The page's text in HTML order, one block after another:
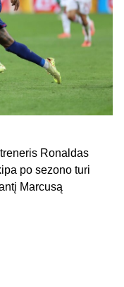
Ronaldas
po sezono turi
Marcusą